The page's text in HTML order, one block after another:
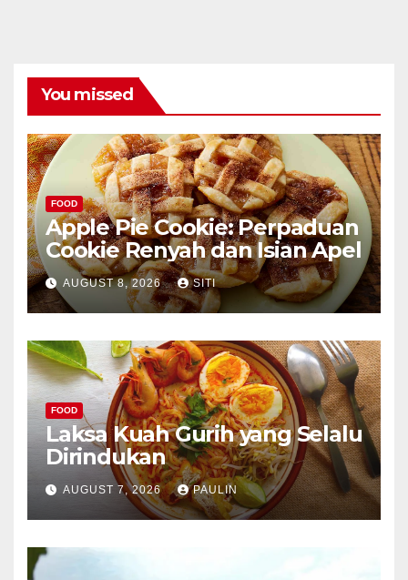
You missed
FOOD
Apple Pie Cookie: Perpaduan
Cookie Renyah dan Isian Apel
AUGUST 8, 2026 SITI
FOOD
Laksa Kuah Gurih yang Selalu
Dirindukan
AUGUST 7, 2026 PAULIN